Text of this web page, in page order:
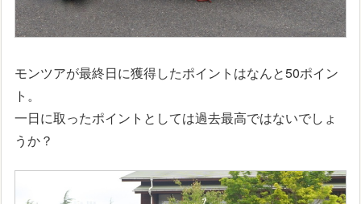
モンツアが最終日に獲得したポイントはなんと50ポイン
ト。
一日に取ったポイントとしては過去最高ではないでしょ
うか？